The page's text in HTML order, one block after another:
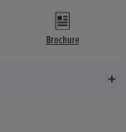
Brochure